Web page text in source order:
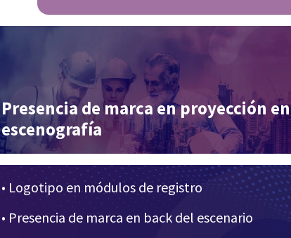
Presencia de marca en proyección en
escenografía
• Logotipo en módulos de registro
• Presencia de marca en back del escenario